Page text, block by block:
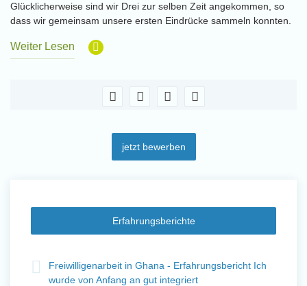
Glücklicherweise sind wir Drei zur selben Zeit angekommen, so
dass wir gemeinsam unsere ersten Eindrücke sammeln konnten.
Weiter Lesen
jetzt bewerben
Erfahrungsberichte
Freiwilligenarbeit in Ghana - Erfahrungsbericht Ich
wurde von Anfang an gut integriert